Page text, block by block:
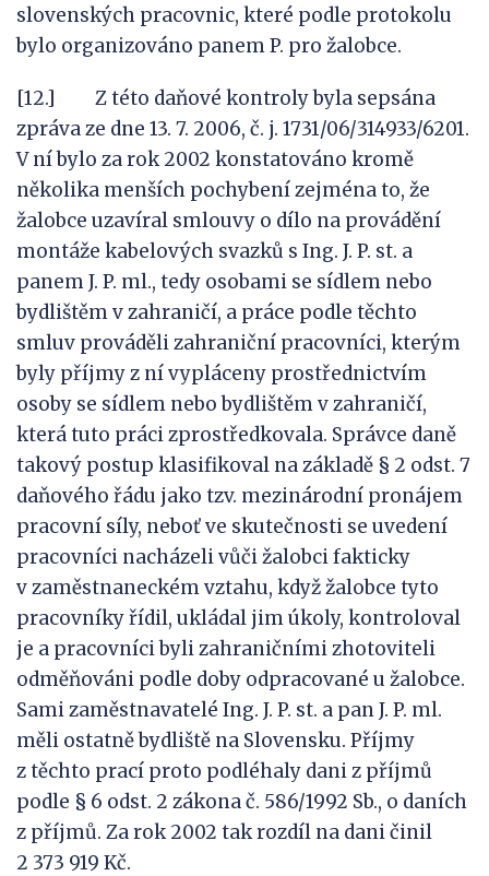
slovenských pracovnic, které podle protokolu
bylo organizováno panem P. pro žalobce.
[12.] Z této daňové kontroly byla sepsána
zpráva ze dne 13. 7. 2006, č. j. 1731/06/314933/6201.
V ní bylo za rok 2002 konstatováno kromě
několika menších pochybení zejména to, že
žalobce uzavíral smlouvy o dílo na provádění
montáže kabelových svazků s Ing. J. P. st. a
panem J. P. ml., tedy osobami se sídlem nebo
bydlištěm v zahraničí, a práce podle těchto
smluv prováděli zahraniční pracovníci, kterým
byly příjmy z ní vypláceny prostřednictvím
osoby se sídlem nebo bydlištěm v zahraničí,
která tuto práci zprostředkovala. Správce daně
takový postup klasifikoval na základě § 2 odst. 7
daňového řádu jako tzv. mezinárodní pronájem
pracovní síly, neboť ve skutečnosti se uvedení
pracovníci nacházeli vůči žalobci fakticky
v zaměstnaneckém vztahu, když žalobce tyto
pracovníky řídil, ukládal jim úkoly, kontroloval
je a pracovníci byli zahraničními zhotoviteli
odměňováni podle doby odpracované u žalobce.
Sami zaměstnavatelé Ing. J. P. st. a pan J. P. ml.
měli ostatně bydliště na Slovensku. Příjmy
z těchto prací proto podléhaly dani z příjmů
podle § 6 odst. 2 zákona č. 586/1992 Sb., o daních
z příjmů. Za rok 2002 tak rozdíl na dani činil
2 373 919 Kč.